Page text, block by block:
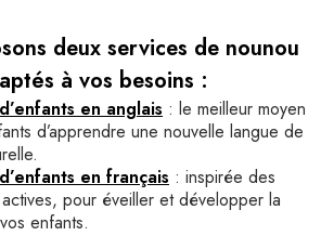
deux services de nounou
à vos besoins :
en anglais : le meilleur moyen
d’apprendre une nouvelle langue de
en français : inspirée des
pour éveiller et développer la
enfants.